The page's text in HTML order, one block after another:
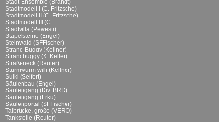
Stadt-Ensemble (Brandt)
Stadtmodell I (C. Fritzsche)
Stadtmodell II (C. Fritzsche)
Stadtmodell III (C....
Stadtvilla (Pewesti)
Stapelsteine (Engel)
Steinwald (SFFischer)
Strand-Buggy (Kellner)
Strandbuggy (K. Keller)
Straßeneck (Reuter)
Sturmwurm willi (Kellner)
Sulki (Seifert)
Säulenbau (Engel)
Säulengang (Div. BRD)
Säulengang (Erku)
Säulenportal (SFFischer)
Talbrücke, große (VERO)
Tankstelle (Reuter)